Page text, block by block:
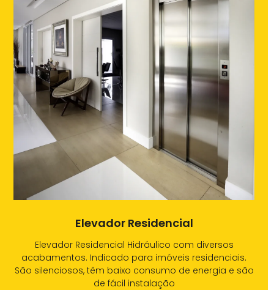
Elevador Residencial
Elevador Residencial Hidráulico com diversos
acabamentos. Indicado para imóveis residenciais.
São silenciosos, têm baixo consumo de energia e são
de fácil instalação